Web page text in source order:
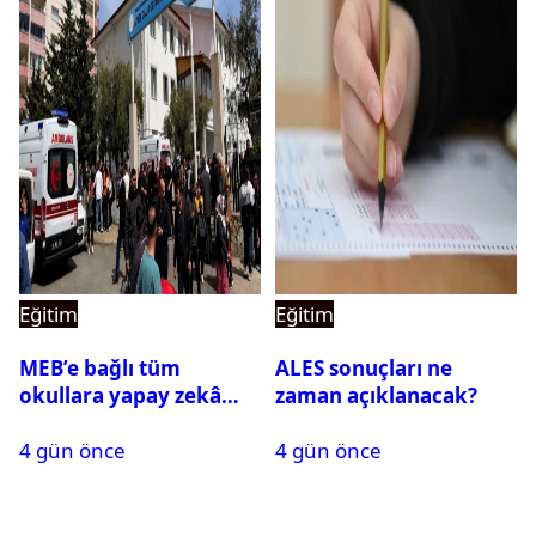
Eğitim
MEB’e bağlı tüm
okullara yapay zekâ
sistemi geliyor
4 gün önce
Eğitim
ALES sonuçları ne
zaman açıklanacak?
4 gün önce